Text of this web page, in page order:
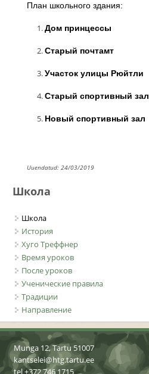
План школьного здания:
Дом принцессы
Старый почтамт
Участок улицы Рюйтли
Старый спортивный зал
Новый спортивный зал
Uuendatud: 24/03/2019
Школа
Школа
История
Хуго Треффнер
Время уроков
После уроков
Ученические правила
Традиции
Направление
Munga 12, Tartu 51007
kantselei@htg.tartu.ee
tel +372 746 1715